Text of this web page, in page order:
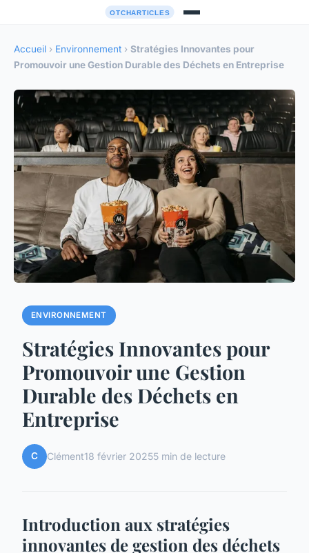
Accueil › Environnement › Stratégies Innovantes pour
Promouvoir une Gestion Durable des Déchets en Entreprise
ENVIRONNEMENT
Stratégies Innovantes pour
Promouvoir une Gestion
Durable des Déchets en
Entreprise
C Clément18 février 20255 min de lecture
Introduction aux stratégies
innovantes de gestion des déchets